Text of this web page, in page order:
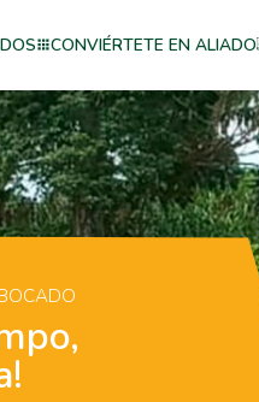
CONVIÉRTETE EN ALIADO